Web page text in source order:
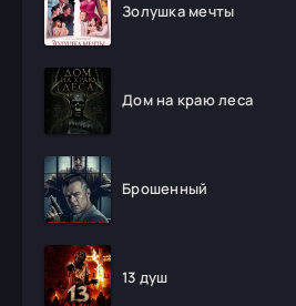
Золушка мечты
Дом на краю леса
Брошенный
13 душ